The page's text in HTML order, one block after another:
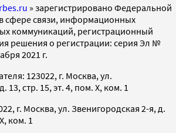
» зарегистрировано Федеральной
сфере связи, информационных
коммуникаций, регистрационный
решения о регистрации: серия Эл №
2021 г.
123022, г. Москва, ул.
13, стр. 15, эт. 4, пом. X, ком. 1
г. Москва, ул. Звенигородская 2-я, д.
ком. 1